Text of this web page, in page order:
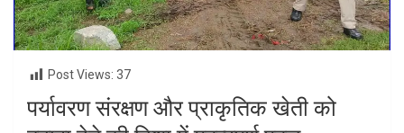
Post Views: 37
पर्यावरण संरक्षण और प्राकृतिक खेती को